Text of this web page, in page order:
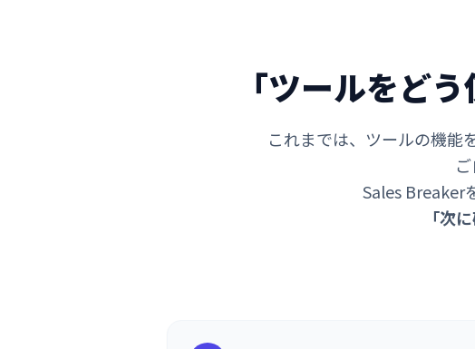
「ツールをど
これまでは、ツールの機能
Sales Breaker
「次